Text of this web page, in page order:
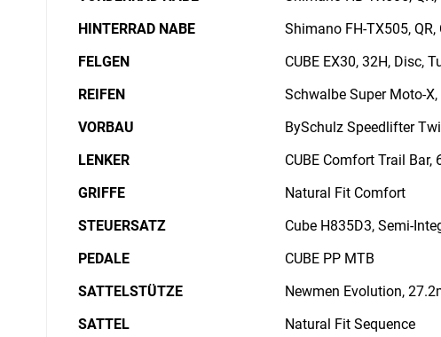
HINTERRAD NABE
Shimano FH-TX505, QR,
FELGEN
CUBE EX30, 32H, Disc,
REIFEN
Schwalbe Super Moto-
VORBAU
BySchulz Speedlifter
LENKER
CUBE Comfort Trail Bar,
GRIFFE
Natural Fit Comfort
STEUERSATZ
Cube H835D3, Semi-
PEDALE
CUBE PP MTB
SATTELSTÜTZE
Newmen Evolution,
SATTEL
Natural Fit Sequence